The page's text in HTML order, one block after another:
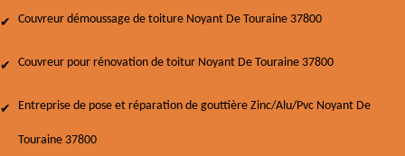
Couvreur démoussage de toiture Noyant De Touraine 37800
Couvreur pour rénovation de toitur Noyant De Touraine 37800
Entreprise de pose et réparation de gouttière Zinc/Alu/Pvc Noyant De
Touraine 37800